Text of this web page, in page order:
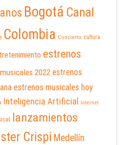
Bogotá Canal
Colombia Concierto cultura
estrenos
2022 estrenos
estrenos musicales hoy
Inteligencia Artificial Internet
lanzamientos
Crispi Medellín